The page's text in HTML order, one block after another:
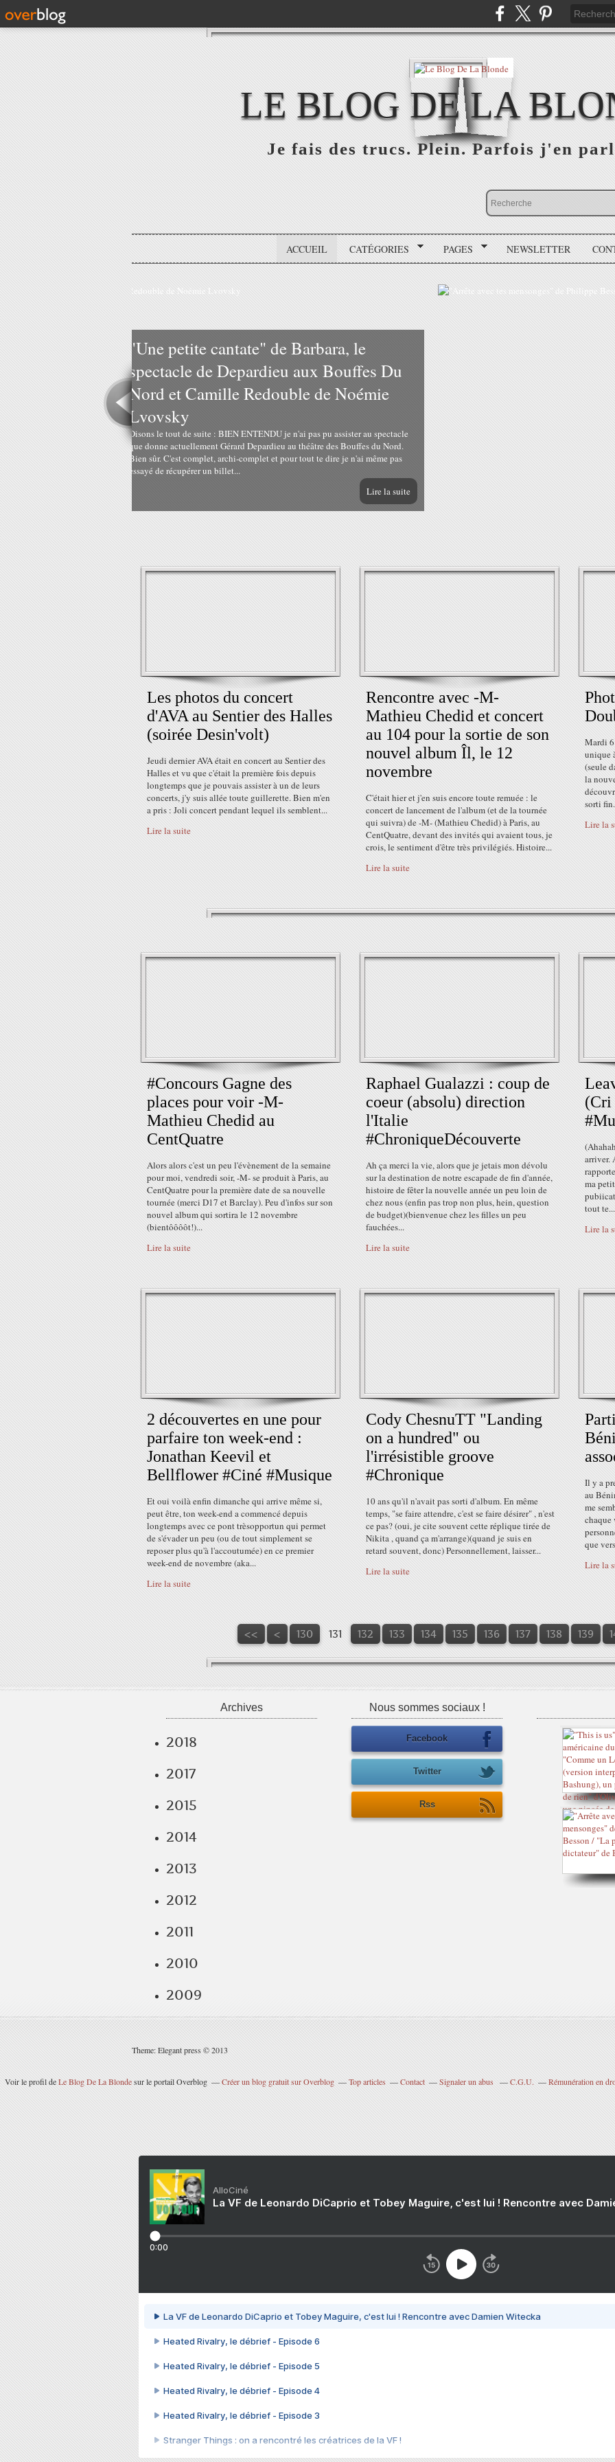
LE BLOG DE LA
Je fais des trucs. Plein. Parfois j'en
ACCUEIL CATÉGORIES PAGES NEWSLETTER
Les photos du concert
d'AVA au Sentier des Halles
(soirée Desin'volt)
Jeudi dernier AVA était en concert au Sentier des
Halles et vu que c'était la première fois depuis
longtemps que je pouvais assister à un de leurs
concerts, j'y suis allée toute guillerette. Bien m'en
a pris : Joli concert pendant lequel ils semblent...
Lire la suite
Rencontre avec -M-
Mathieu Chedid et concert
au 104 pour la sortie de son
nouvel album Îl, le 12
novembre
C'était hier et j'en suis encore toute remuée : le
concert de lancement de l'album (et de la tournée
qui suivra) de -M- (Mathieu Chedid) à Paris, au
CentQuatre, devant des invités qui avaient tous, je
crois, le sentiment d'être très privilégiés. Histoire...
Lire la suite
Mardi
unique
(seule
la
sorti
Lire la
#Concours Gagne des
places pour voir -M-
Mathieu Chedid au
CentQuatre
Alors alors c'est un peu l'évènement de la semaine
pour moi, vendredi soir, -M- se produit à Paris, au
CentQuatre pour la première date de sa nouvelle
tournée (merci D17 et Barclay). Peu d'infos sur son
nouvel album qui sortira le 12 novembre
(bientôôôôt!)...
Lire la suite
Raphael Gualazzi : coup de
coeur (absolu) direction
l'Italie
#ChroniqueDécouverte
Ah ça merci la vie, alors que je jetais mon dévolu
sur la destination de notre escapade de fin d'année,
histoire de fêter la nouvelle année un peu loin de
chez nous (enfin pas trop non plus, hein, question
de budget)(bienvenue chez les filles un peu
fauchées...
Lire la suite
(Cri
arriver.
ma
tout te...
Lire la
2 découvertes en une pour
parfaire ton week-end :
Jonathan Keevil et
Bellflower #Ciné #Musique
Et oui voilà enfin dimanche qui arrive même si,
peut être, ton week-end a commencé depuis
longtemps avec ce pont trèsopportun qui permet
de s'évader un peu (ou de tout simplement se
reposer plus qu'à l'accoutumée) en ce premier
week-end de novembre (aka...
Lire la suite
Cody ChesnuTT "Landing
on a hundred" ou
l'irrésistible groove
#Chronique
10 ans qu'il n'avait pas sorti d'album. En même
temps, "se faire attendre, c'est se faire désirer" , n'est
ce pas? (oui, je cite souvent cette réplique tirée de
Nikita , quand ça m'arrange)(quand je suis en
retard souvent, donc) Personnellement, laisser...
Lire la suite
Il y a
au
me
chaque
que
Lire la
<< < 100
110
120
130 131 132 133 134 135 136 137 138 139
Archives
2018
2017
2015
2014
2013
2012
2011
2010
2009
Nous sommes sociaux !
Facebook
Twitter
Rss
Theme: Elegant press © 2013
Voir le profil deLe Blog De La Blondesur le portail Overblog Créer un blog gratuit sur Overblog Top articles Contact Signaler un abus C.G.U. Rémunération en
AlloCiné
La VF de Leonardo DiCaprio et Tobey Maguire, c'est lui ! Rencontre avec
0:00
La VF de Leonardo DiCaprio et Tobey Maguire, c'est lui ! Rencontre avec Damien Witecka
Heated Rivalry, le débrief - Episode 6
Heated Rivalry, le débrief - Episode 5
Heated Rivalry, le débrief - Episode 4
Heated Rivalry, le débrief - Episode 3
Stranger Things : on a rencontré les créatrices de la VF !